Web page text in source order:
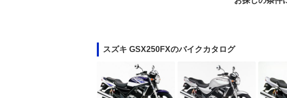
スズキ GSX250FXのバイクカタログ